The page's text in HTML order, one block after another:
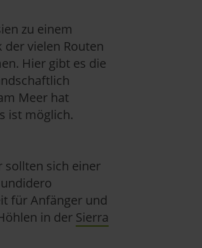
zu einem
vielen Routen
Hier gibt es die
Meer hat
ist möglich.
sollten sich einer
für Anfänger und
in der Sierra